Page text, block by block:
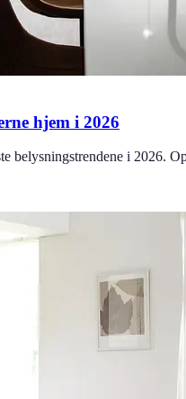
hjem i 2026
belysningstrendene i 2026.